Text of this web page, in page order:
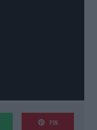
PIN